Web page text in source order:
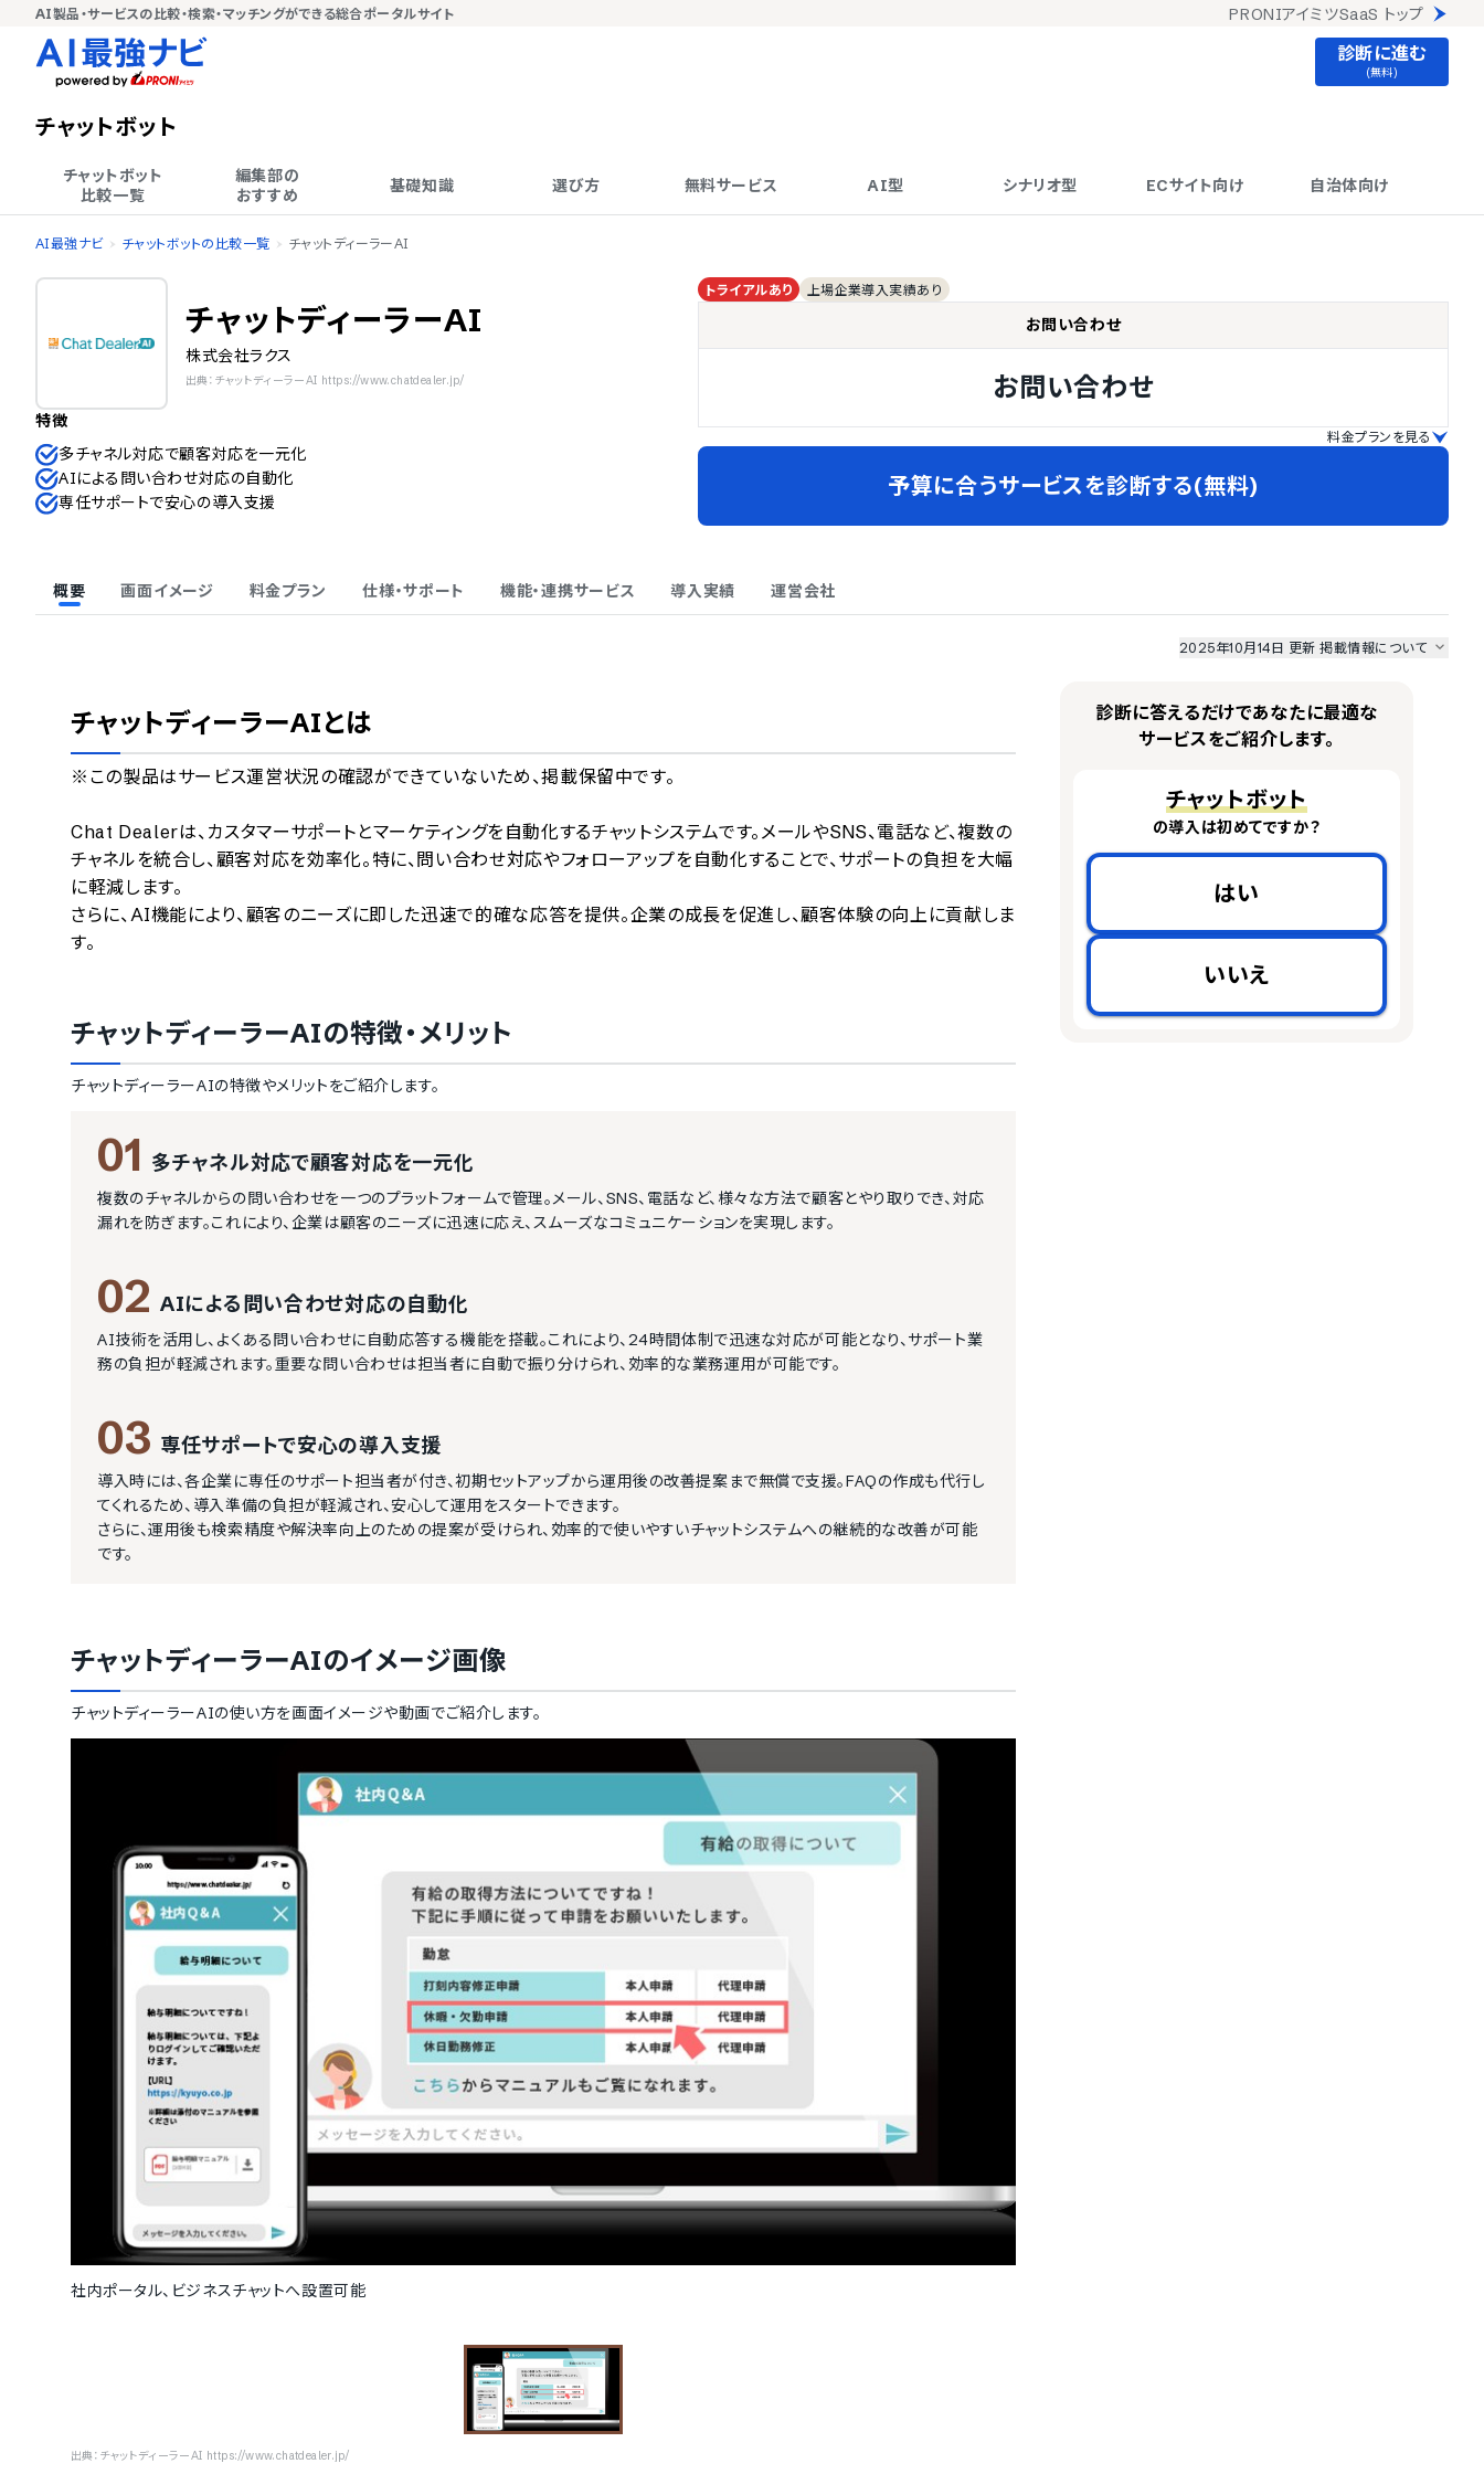
AI製品・サービスの比較・検索・マッチングができる総合ポータルサイト PRONIアイミツSaaS トップ
診断に進む
(無料)
チャットボット
チャットボット
比較一覧
編集部の
おすすめ
基礎知識 選び方 無料サービス AI型 シナリオ型 ECサイト向け 自治体向け
AI最強ナビ チャットボットの比較一覧 チャットディーラーAI
チャットディーラーAI
株式会社ラクス
出典：チャットディーラーAI https://www.chatdealer.jp/
特徴
多チャネル対応で顧客対応を一元化
AIによる問い合わせ対応の自動化
専任サポートで安心の導入支援
トライアルあり 上場企業導入実績あり
お問い合わせ
お問い合わせ
料金プランを見る
予算に合うサービスを診断する(無料)
概要 画面イメージ 料金プラン 仕様・サポート 機能・連携サービス 導入実績 運営会社
2025年10月14日 更新掲載情報について
一部
PRONIアイミツSaaS
のサービスデータを参照しています。
情報更新者：AI最強ナビ編集部 情報取得元
チャットディーラーAIとは
※この製品はサービス運営状況の確認ができていないため、掲載保留中です。
Chat Dealerは、カスタマーサポートとマーケティングを自動化するチャットシステムです。メールやSNS、電話など、複数の
チャネルを統合し、顧客対応を効率化。特に、問い合わせ対応やフォローアップを自動化することで、サポートの負担を大幅
に軽減します。
さらに、AI機能により、顧客のニーズに即した迅速で的確な応答を提供。企業の成長を促進し、顧客体験の向上に貢献しま
す。
チャットディーラーAIの特徴・メリット
チャットディーラーAIの特徴やメリットをご紹介します。
01 多チャネル対応で顧客対応を一元化
複数のチャネルからの問い合わせを一つのプラットフォームで管理。メール、SNS、電話など、様々な方法で顧客とやり取りでき、対応
漏れを防ぎます。これにより、企業は顧客のニーズに迅速に応え、スムーズなコミュニケーションを実現します。
02 AIによる問い合わせ対応の自動化
AI技術を活用し、よくある問い合わせに自動応答する機能を搭載。これにより、24時間体制で迅速な対応が可能となり、サポート業
務の負担が軽減されます。重要な問い合わせは担当者に自動で振り分けられ、効率的な業務運用が可能です。
03 専任サポートで安心の導入支援
導入時には、各企業に専任のサポート担当者が付き、初期セットアップから運用後の改善提案まで無償で支援。FAQの作成も代行し
てくれるため、導入準備の負担が軽減され、安心して運用をスタートできます。
さらに、運用後も検索精度や解決率向上のための提案が受けられ、効率的で使いやすいチャットシステムへの継続的な改善が可能
です。
チャットディーラーAIのイメージ画像
チャットディーラーAIの使い方を画面イメージや動画でご紹介します。
社内ポータル、ビジネスチャットへ設置可能
出典： チャットディーラーAI https://www.chatdealer.jp/
診断に答えるだけであなたに最適な
サービスをご紹介します。
チャットボット
の導入は初めてですか？
はい
いいえ